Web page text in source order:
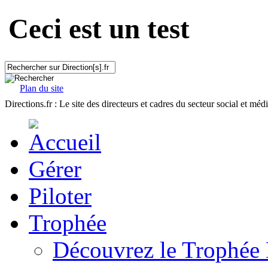
Ceci est un test
Plan du site
Directions.fr : Le site des directeurs et cadres du secteur social et
Gérer
Piloter
Trophée
Découvrez le